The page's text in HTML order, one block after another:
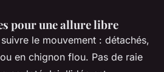
pour une allure libre
le mouvement : détachés,
en chignon flou. Pas de raie